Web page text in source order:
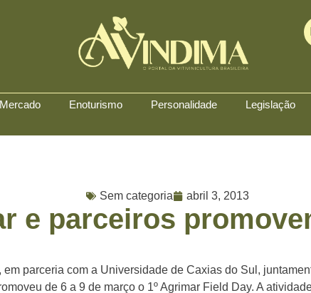
Mercado Enoturismo Personalidade Legislação
Sem categoria abril 3, 2013
e parceiros
em parceria com a Universidade de Caxias do Sul,
de 6 a 9 de março o 1º Agrimar Field Day. A